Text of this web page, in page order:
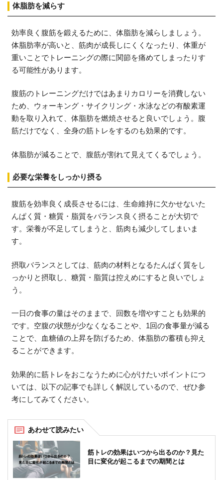
体脂肪を減らす
効率良く腹筋を鍛えるために、体脂肪を減らしましょう。
体脂肪率が高いと、筋肉が成長しにくくなったり、体重が
重いことでトレーニングの際に関節を痛めてしまったりす
る可能性があります。
腹筋のトレーニングだけではあまりカロリーを消費しない
ため、ウォーキング・サイクリング・水泳などの有酸素運
動を取り入れて、体脂肪を燃焼させると良いでしょう。腹
筋だけでなく、全身の筋トレをするのも効果的です。
体脂肪が減ることで、腹筋が割れて見えてくるでしょう。
必要な栄養をしっかり摂る
腹筋を効率良く成長させるには、生命維持に欠かせないた
んぱく質・糖質・脂質をバランス良く摂ることが大切で
す。栄養が不足してしまうと、筋肉も減少してしまいま
す。
摂取バランスとしては、筋肉の材料となるたんぱく質をし
っかりと摂取し、糖質・脂質は控えめにすると良いでしょ
う。
一日の食事の量はそのままで、回数を増やすことも効果的
です。空腹の状態が少なくなることや、1回の食事量が減る
ことで、血糖値の上昇を防げるため、体脂肪の蓄積も抑え
ることができます。
効果的に筋トレをおこなうために心がけたいポイントにつ
いては、以下の記事でも詳しく解説しているので、ぜひ参
考にしてみてください。
筋トレの効果はいつから出るのか？見た
目に変化が起こるまでの期間とは